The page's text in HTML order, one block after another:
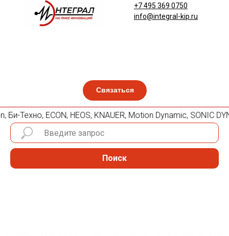
Связаться
+7 495 369 0750
info@integral-kip.ru
ECON, HEOS, KNAUER, Motion Dynamic, SONIC
Поиск